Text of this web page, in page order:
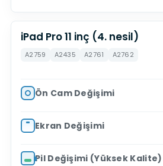
iPad Pro 11 inç (4. nesil)
A2759 A2435 A2761 A2762
Ön Cam Değişimi
Ekran Değişimi
Pil Değişimi (Yüksek Kalite)